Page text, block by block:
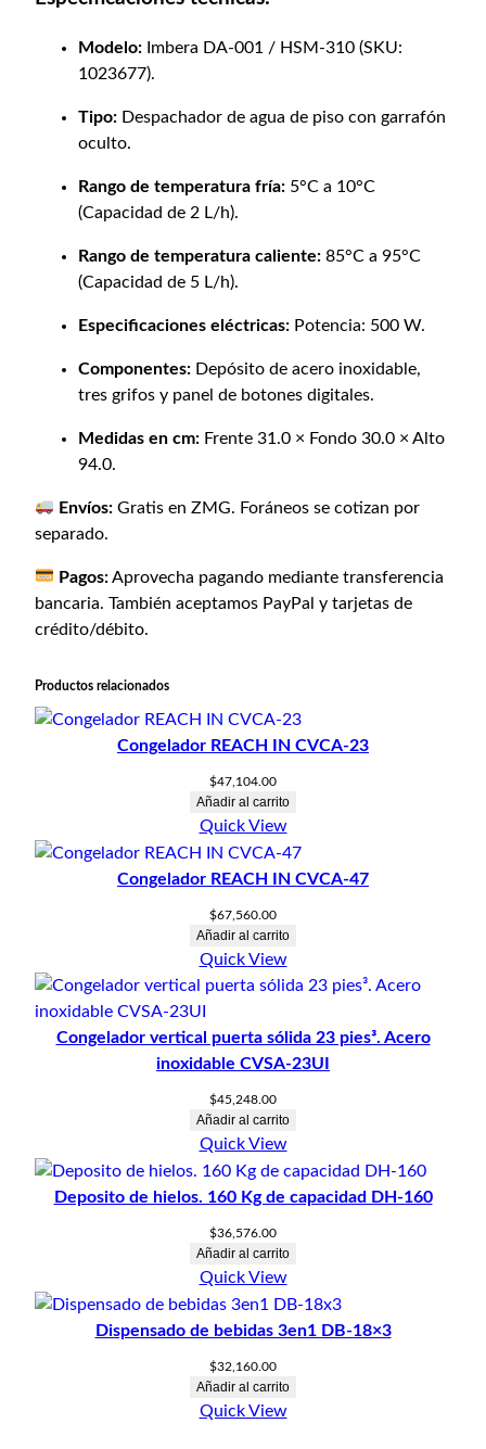
Modelo: Imbera DA-001 / HSM-310 (SKU:
1023677).
Tipo: Despachador de agua de piso con garrafón
oculto.
Rango de temperatura fría: 5°C a 10°C
(Capacidad de 2 L/h).
Rango de temperatura caliente: 85°C a 95°C
(Capacidad de 5 L/h).
Especificaciones eléctricas: Potencia: 500 W.
Componentes: Depósito de acero inoxidable,
tres grifos y panel de botones digitales.
Medidas en cm: Frente 31.0 × Fondo 30.0 × Alto
94.0.
Envíos: Gratis en ZMG. Foráneos se cotizan por
separado.
Pagos:Aprovecha pagando mediante transferencia
bancaria. También aceptamos PayPal y tarjetas de
crédito/débito.
Productos relacionados
Congelador REACH IN CVCA-23
$47,104.00
Añadir al carrito
Quick View
Congelador REACH IN CVCA-47
$67,560.00
Añadir al carrito
Quick View
Congelador vertical puerta sólida 23 pies³. Acero
inoxidable CVSA-23UI
$45,248.00
Añadir al carrito
Quick View
Deposito de hielos. 160 Kg de capacidad DH-160
$36,576.00
Añadir al carrito
Quick View
Dispensado de bebidas 3en1 DB-18×3
$32,160.00
Añadir al carrito
Quick View